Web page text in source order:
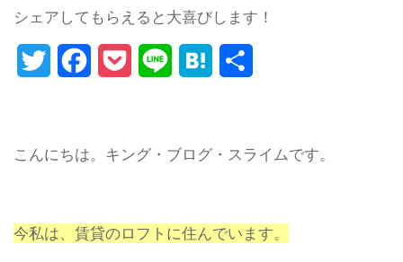
シェアしてもらえると大喜びします！
Twitter FacebookPocket Line Hatena
こんにちは。キング・ブログ・スライムです。
今私は、賃貸のロフトに住んでいます。